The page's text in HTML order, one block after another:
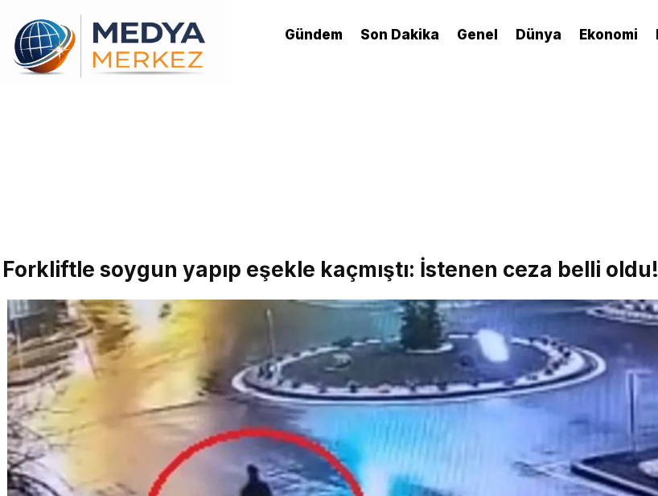
Gündem Son Dakika Genel Dünya Ekonomi
Forkliftle soygun yapıp eşekle kaçmıştı: İstenen ceza belli oldu!